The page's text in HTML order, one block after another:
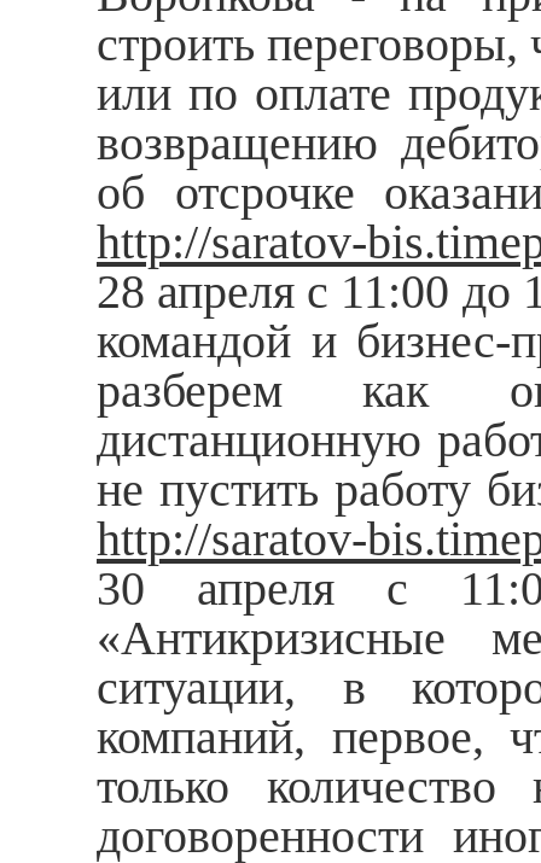
строить
или по оплате
возвращению
об отсрочке
http://saratov-bis.
28 апреля с 11:00 до
командой и бизнес-
разберем как
дистанционную
не пустить работу
http://saratov-bis.
30 апреля с
«Антикризисные
ситуации, в
компаний, первое,
только
договоренности